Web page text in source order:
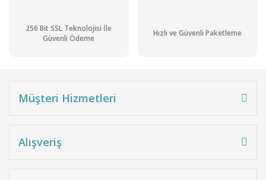
256 Bit SSL Teknolojisi İle
Güvenli Ödeme
Hızlı ve Güvenli Paketleme
Müşteri Hizmetleri
Alışveriş